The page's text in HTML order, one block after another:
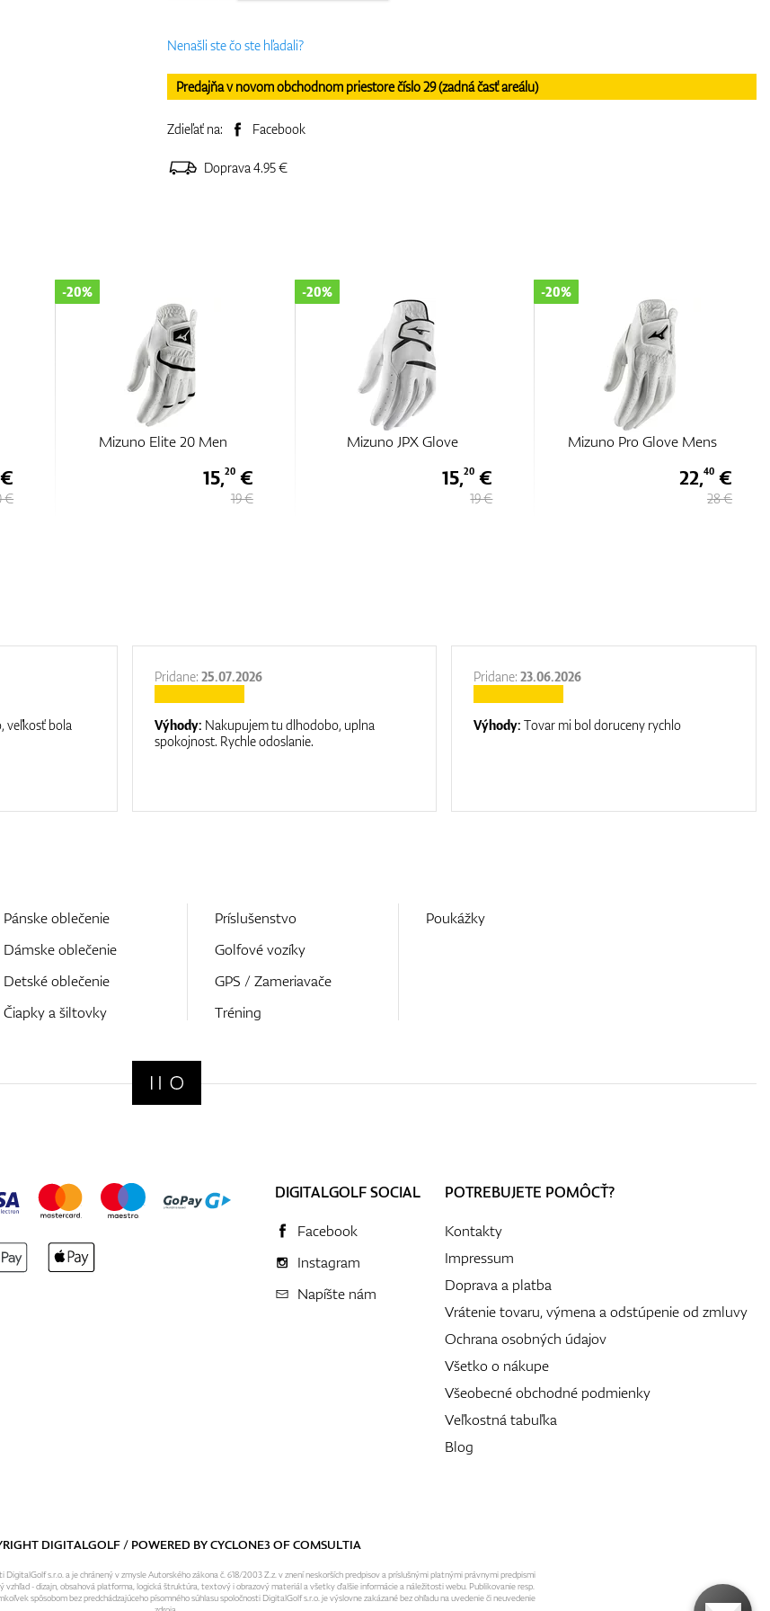
Nenašli ste čo ste hľadali?
Predajňa v novom obchodnom priestore číslo 29 (zadná časť areálu)
Zdieľať na: Facebook
Doprava 4.95 €
€
Mizuno Elite 20 Men
-20%
15,20€
19 €
Mizuno JPX Glove
-20%
15,20 €
19 €
Mizuno Pro Glove Mens
-20%
22,40 €
28 €
veľkosť bola
Pridane:25.07.2026
Výhody: Nakupujem tu dlhodobo, uplna
spokojnost. Rychle odoslanie.
Pridane:23.06.2026
Výhody:Tovar mi bol doruceny rychlo
Pánske oblečenie
Dámske oblečenie
Detské oblečenie
Čiapky a šiltovky
Príslušenstvo
Golfové vozíky
GPS / Zameriavače
Tréning
Poukážky
DIGITALGOLF SOCIAL
Facebook
Instagram
Napíšte nám
POTREBUJETE POMÔCŤ?
Kontakty
Impressum
Doprava a platba
Vrátenie tovaru, výmena a odstúpenie od zmluvy
Ochrana osobných údajov
Všetko o nákupe
Všeobecné obchodné podmienky
Veľkostná tabuľka
Blog
DIGITALGOLF / POWERED BYCYCLONE3OFCOMSULTIA
s.r.o. a je chránený v zmysle Autorského zákona č. 618/2003 Z.z. v znení neskorších predpisov a príslušnými platnými právnymi predpismi
vzhľad - dizajn, obsahová platforma, logická štruktúra, textový i obrazový materiál a všetky ďalšie informácie a náležitosti webu. Publikovanie resp.
spôsobom bez predchádzajúceho písomného súhlasu spoločnosti DigitalGolf s.r.o. je výslovne zakázané bez ohľadu na uvedenie či neuvedenie